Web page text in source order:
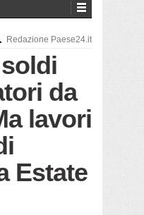
Redazione Paese24.it
da
lavori
Estate